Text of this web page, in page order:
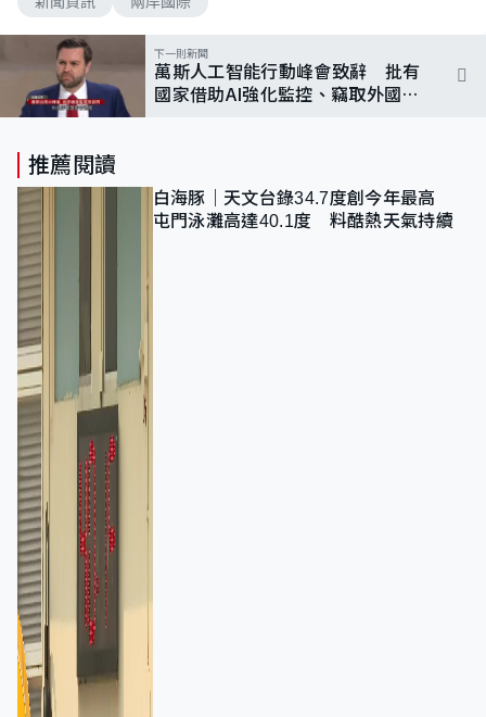
下一則新聞
萬斯人工智能行動峰會致辭 批有
國家借助AI強化監控、竊取外國數
推薦閱讀
白海豚｜天文台錄34.7度創今年最高
屯門泳灘高達40.1度 料酷熱天氣持續